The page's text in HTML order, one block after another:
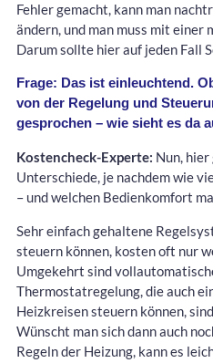
Fehler gemacht, kann man
ändern, und man muss mit einer
Darum sollte hier auf jeden Fall
Frage: Das ist einleuchtend.
von der Regelung und
gesprochen – wie sieht es da
Kostencheck-Experte: Nun,
Unterschiede, je nachdem wie
– und welchen Bedienkomfort
Sehr einfach gehaltene
steuern können, kosten oft nur
Umgekehrt sind
Thermostatregelung, die auch
Heizkreisen steuern können,
Wünscht man sich dann auch
Regeln der Heizung, kann es